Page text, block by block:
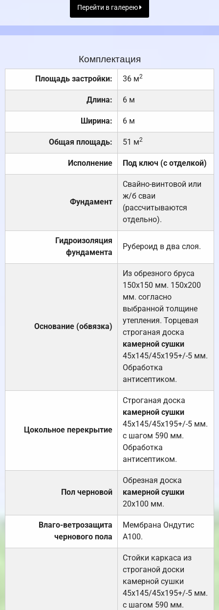
Перейти в галерею
Комплектация
Площадь застройки: 36 м2
Длина: 6 м
Ширина: 6 м
Общая площадь: 51 м2
Исполнение Под ключ (с отделкой)
Фундамент
Свайно-винтовой или
ж/б сваи
(рассчитываются
отдельно).
Гидроизоляция
фундамента
Рубероид в два слоя.
Основание (обвязка)
Из обрезного бруса
150х150 мм. 150х200
мм. согласно
выбранной толщине
утепления. Торцевая
строганая доска
камерной сушки
45х145/45х195+/-5 мм.
Обработка
антисептиком.
Цокольное перекрытие
Строганая доска
камерной сушки
45х145/45х195+/-5 мм.
с шагом 590 мм.
Обработка
антисептиком.
Пол черновой
Обрезная доска
камерной сушки
20х100 мм.
Влаго-ветрозащита
чернового пола
Мембрана Ондутис
А100.
Стойки каркаса из
строганой доски
камерной сушки
45х145/45х195+/-5 мм.
с шагом 590 мм.